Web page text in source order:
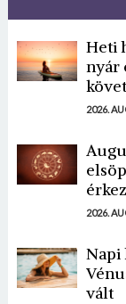
Heti
nyár
2026.
2026.
Napi
vált